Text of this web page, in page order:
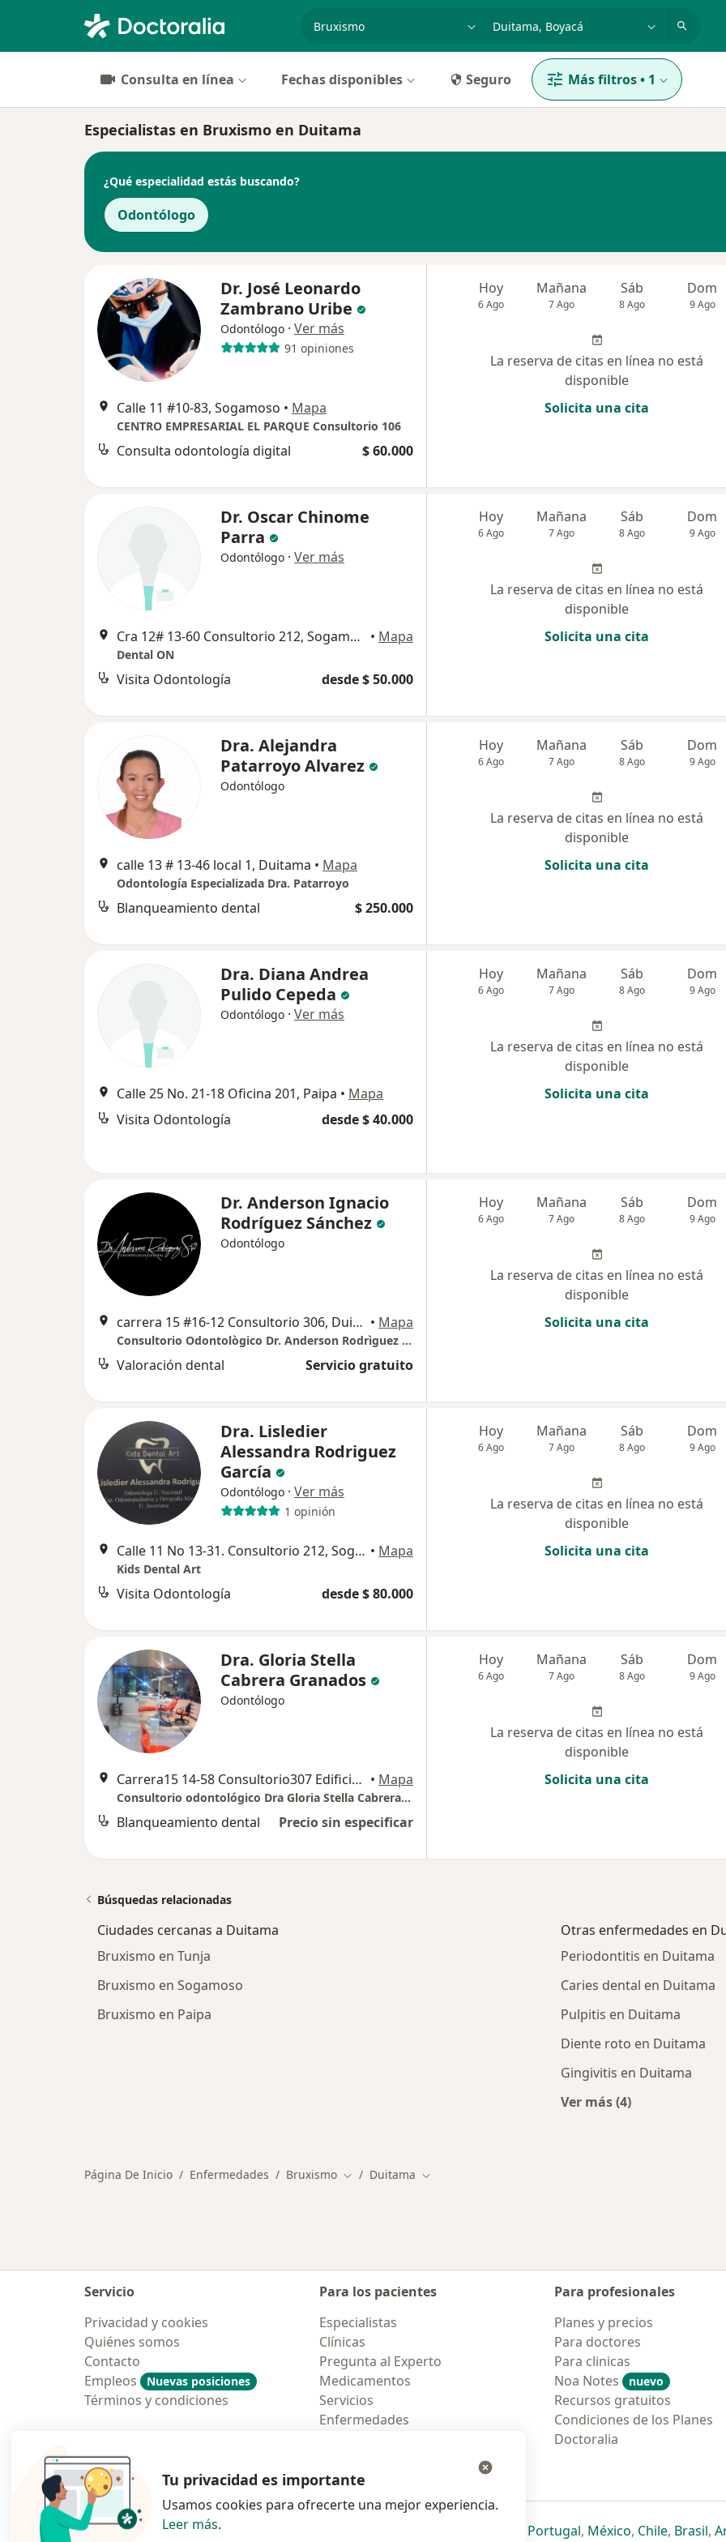
Consulta en línea Fechas disponibles Seguro Más filtros• 1
Especialistas en Bruxismo en Duitama
¿Qué especialidad estás buscando?
Odontólogo
Dr. José Leonardo
Zambrano Uribe
Odontólogo · Ver más
91 opiniones
Calle 11 #10-83, Sogamoso • Mapa
CENTRO EMPRESARIAL EL PARQUE Consultorio 106
Consulta odontología digital $ 60.000
Hoy
6 Ago
Mañana
7 Ago
Sáb
8 Ago
Dom
9 Ago
La reserva de citas en línea no está
disponible
Solicita una cita
Dr. Oscar Chinome
Parra
Odontólogo · Ver más
Cra 12# 13-60 Consultorio 212, Sogamoso • Mapa
Dental ON
Visita Odontología desde $ 50.000
Hoy
6 Ago
Mañana
7 Ago
Sáb
8 Ago
Dom
9 Ago
La reserva de citas en línea no está
disponible
Solicita una cita
Dra. Alejandra
Patarroyo Alvarez
Odontólogo
calle 13 # 13-46 local 1, Duitama • Mapa
Odontología Especializada Dra. Patarroyo
Blanqueamiento dental $ 250.000
Hoy
6 Ago
Mañana
7 Ago
Sáb
8 Ago
Dom
9 Ago
La reserva de citas en línea no está
disponible
Solicita una cita
Dra. Diana Andrea
Pulido Cepeda
Odontólogo · Ver más
Calle 25 No. 21-18 Oficina 201, Paipa • Mapa
Visita Odontología
desde $ 40.000
Hoy
6 Ago
Mañana
7 Ago
Sáb
8 Ago
Dom
9 Ago
La reserva de citas en línea no está
disponible
Solicita una cita
Dr. Anderson Ignacio
Rodríguez Sánchez
Odontólogo
carrera 15 #16-12 Consultorio 306, Duitama • Mapa
Consultorio Odontològico Dr. Anderson Rodrìguez - Edificio profesional
Valoración dental Servicio gratuito
Hoy
6 Ago
Mañana
7 Ago
Sáb
8 Ago
Dom
9 Ago
La reserva de citas en línea no está
disponible
Solicita una cita
Dra. Lisledier
Alessandra Rodriguez
García
Odontólogo · Ver más
1 opinión
Calle 11 No 13-31. Consultorio 212, Sogamoso • Mapa
Kids Dental Art
Visita Odontología desde $ 80.000
Hoy
6 Ago
Mañana
7 Ago
Sáb
8 Ago
Dom
9 Ago
La reserva de citas en línea no está
disponible
Solicita una cita
Dra. Gloria Stella
Cabrera Granados
Odontólogo
Carrera15 14-58 Consultorio307 Edificio Plaza, Duitama • Mapa
Consultorio odontológico Dra Gloria Stella Cabrera Granados
Blanqueamiento dental Precio sin especificar
Hoy
6 Ago
Mañana
7 Ago
Sáb
8 Ago
Dom
9 Ago
La reserva de citas en línea no está
disponible
Solicita una cita
Búsquedas relacionadas
Ciudades cercanas a Duitama
Bruxismo en Tunja
Bruxismo en Sogamoso
Bruxismo en Paipa
Otras enfermedades en
Periodontitis en Duitama
Caries dental en Duitama
Pulpitis en Duitama
Diente roto en Duitama
Gingivitis en Duitama
Ver más (4)
Página De Inicio Enfermedades Bruxismo Cambiar de ciudad
Duitama Cambiar de ciudad
Servicio
Privacidad y cookies
Quiénes somos
Contacto
Empleos
Nuevas posiciones
Términos y condiciones
Para los pacientes
Especialistas
Clínicas
Pregunta al Experto
Medicamentos
Servicios
Enfermedades
Para profesionales
Planes y precios
Para doctores
Para clinicas
Noa Notes
nuevo
Recursos gratuitos
Condiciones de los Planes
Doctoralia
Polska se abre en una nueva pestaña
se abre en una nueva pestaña
se abre en una nueva pestaña
se abre en una nueva pestaña
Portugalse abre en una nueva
, Méxicose abre en una
, Chilese abre
, Brasilse
,
Tu privacidad es importante
Usamos cookies para ofrecerte una mejor experiencia.
Leer más.